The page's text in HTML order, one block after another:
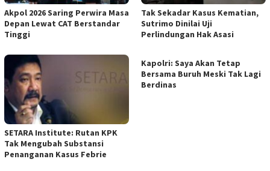
Akpol 2026 Saring Perwira Masa
Depan Lewat CAT Berstandar
Tinggi
Tak Sekadar Kasus Kematian,
Sutrimo Dinilai Uji
Perlindungan Hak Asasi
SETARA Institute: Rutan KPK
Tak Mengubah Substansi
Penanganan Kasus Febrie
Kapolri: Saya Akan Tetap
Bersama Buruh Meski Tak Lagi
Berdinas